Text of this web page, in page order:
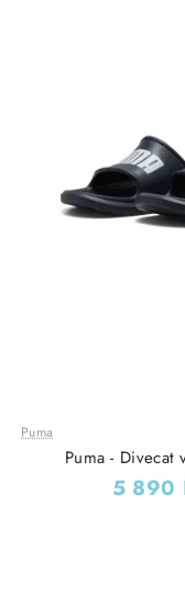
Leárazás
Puma
Puma -
5 890